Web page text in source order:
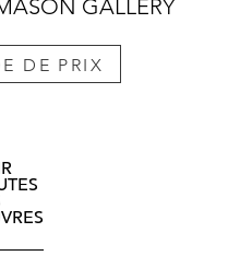
GALLERY
DE PRIX